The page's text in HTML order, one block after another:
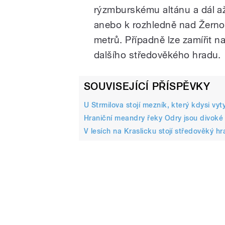
rýzmburskému altánu a dál
anebo k rozhledně nad
metrů. Případně lze zamířit
dalšího středověkého hradu.
SOUVISEJÍCÍ PŘÍSPĚVKY
U Strmilova stojí mezník, který kdysi
Hraniční meandry řeky Odry jsou
V lesích na Kraslicku stojí středověký